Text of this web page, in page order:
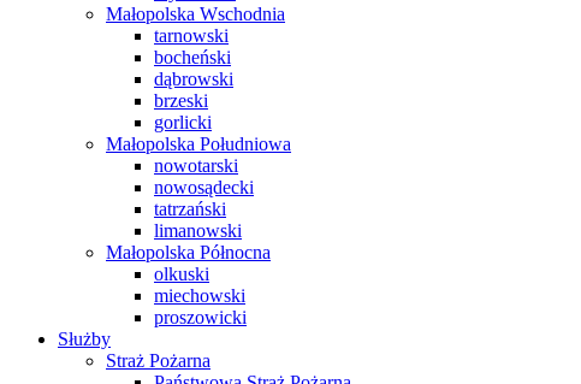
Małopolska Wschodnia
tarnowski
bocheński
dąbrowski
brzeski
gorlicki
Małopolska Południowa
nowotarski
nowosądecki
tatrzański
limanowski
Małopolska Północna
olkuski
miechowski
proszowicki
Służby
Straż Pożarna